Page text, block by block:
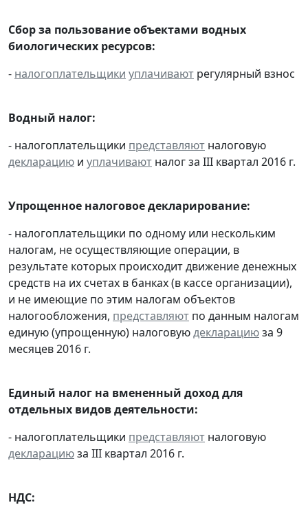
Сбор за пользование объектами водных
биологических ресурсов:
- налогоплательщики уплачивают регулярный взнос
Водный налог:
- налогоплательщики представляют налоговую
декларацию и уплачивают налог за III квартал 2016 г.
Упрощенное налоговое декларирование:
- налогоплательщики по одному или нескольким
налогам, не осуществляющие операции, в
результате которых происходит движение денежных
средств на их счетах в банках (в кассе организации),
и не имеющие по этим налогам объектов
налогообложения, представляют по данным налогам
единую (упрощенную) налоговуюдекларациюза 9
месяцев 2016 г.
Единый налог на вмененный доход для
отдельных видов деятельности:
- налогоплательщики представляют налоговую
декларациюза III квартал 2016 г.
НДС: